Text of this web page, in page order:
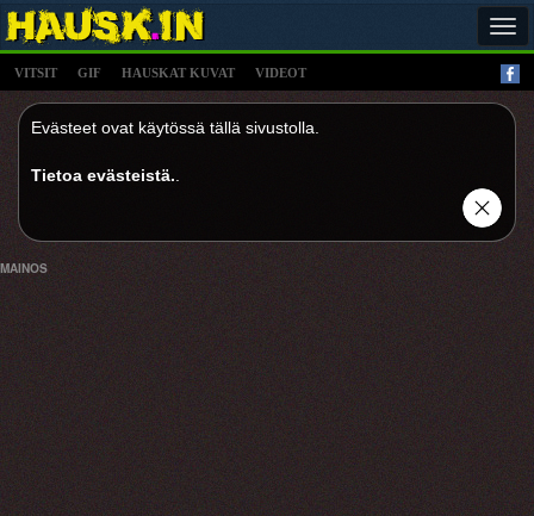
VITSIT GIF HAUSKAT KUVAT VIDEOT
Evästeet ovat käytössä tällä sivustolla.
Tietoa evästeistä.
MAINOS